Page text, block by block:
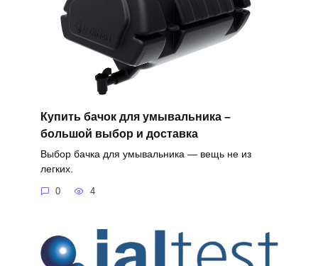
Купить бачок для умывальника –
большой выбор и доставка
Выбор бачка для умывальника — вещь не из
легких.
0 4